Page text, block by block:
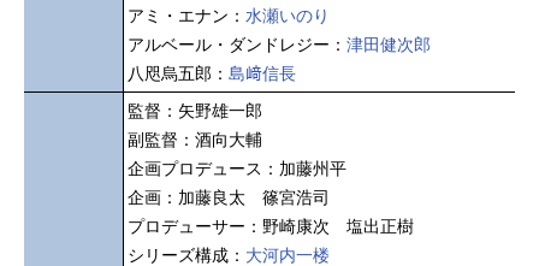
アミ・エナン： 水瀬いのり
アルベール・ダンドレジー： 津田健次郎
八咫烏五郎： 島﨑信長
監督：矢野雄一郎
副監督：酒向大輔
企画プロデュース：加藤州平
企画：加藤良太 篠宮浩司
プロデューサー：野崎康次 塩出正樹
シリーズ構成： 大河内一楼